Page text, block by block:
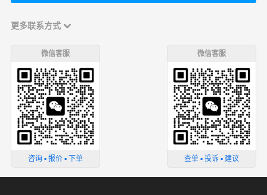
更多联系方式
微信客服
咨询 ▪ 报价 ▪ 下单
微信客服
查单 ▪ 投诉 ▪ 建议